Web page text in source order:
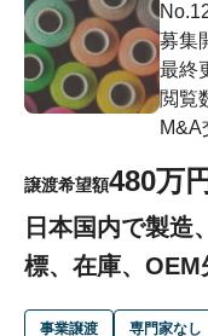
売りたい方へ
買いたい方へ
成約事例
M&A専門家の方
募集
最終
閲覧
M&A
譲渡希望額480万円
日本国内で製造
標、在庫、OEM
事業譲渡 専門家なし